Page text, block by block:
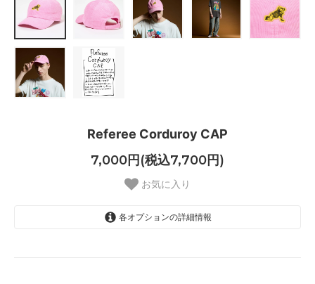
Referee Corduroy CAP
7,000円(税込7,700円)
お気に入り
各オプションの詳細情報